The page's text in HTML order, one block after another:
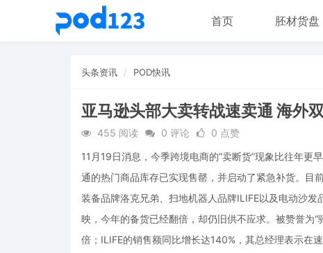
首页 胚材货盘
头条资讯 POD快讯
亚马逊头部大卖转战速卖通 海外
455 阅读 0 评论 0 点赞
11月19日消息，今季跨境电商的“卖断货”现象比往年
通的热门商品库存已实现售罄，并启动了紧急补货。目
装备品牌洛克兄弟、扫地机器人品牌ILIFE以及电动沙
映，今年的备货已经翻倍，却仍旧供不应求。被赞誉为
倍；ILIFE的销售额同比增长达140%，其总经理表示在